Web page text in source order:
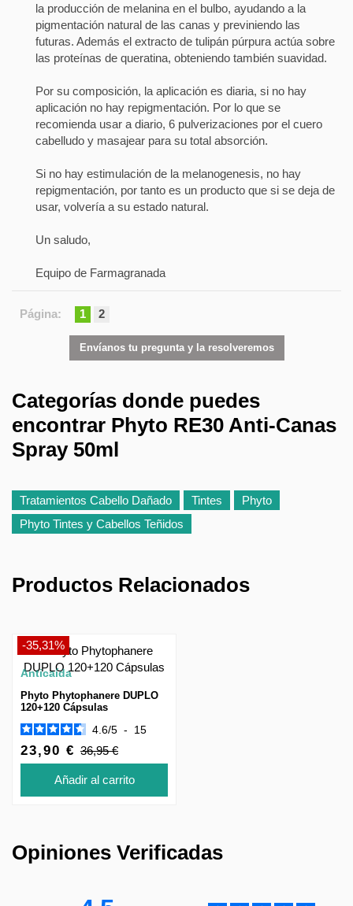
la producción de melanina en el bulbo, ayudando a la
pigmentación natural de las canas y previniendo las
futuras. Además el extracto de tulipán púrpura actúa sobre
las proteínas de queratina, obteniendo también suavidad.
Por su composición, la aplicación es diaria, si no hay
aplicación no hay repigmentación. Por lo que se
recomienda usar a diario, 6 pulverizaciones por el cuero
cabelludo y masajear para su total absorción.
Si no hay estimulación de la melanogenesis, no hay
repigmentación, por tanto es un producto que si se deja de
usar, volvería a su estado natural.
Un saludo,
Equipo de Farmagranada
Página: 1 2
Envíanos tu pregunta y la resolveremos
Categorías donde puedes
encontrar Phyto RE30 Anti-Canas
Spray 50ml
Tratamientos Cabello Dañado Tintes
Phyto
Phyto Tintes y Cabellos Teñidos
Productos Relacionados
-35,31%
Anticaída
Phyto Phytophanere DUPLO
120+120 Cápsulas
4.6/5 - 15
23,90 € 36,95 €
Añadir al carrito
Opiniones Verificadas